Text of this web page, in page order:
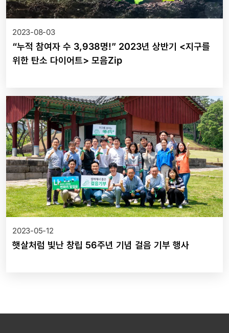
2023-08-03
“누적 참여자 수 3,938명!” 2023년 상반기 <지구를
위한 탄소 다이어트> 모음Zip
2023-05-12
햇살처럼 빛난 창립 56주년 기념 걸음 기부 행사